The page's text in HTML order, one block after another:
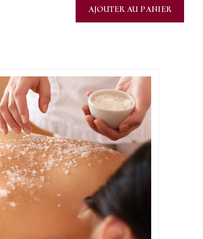
AJOUTER AU PANIER